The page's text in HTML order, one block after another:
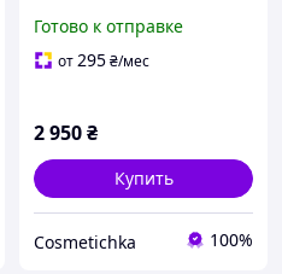
Advanced Night Restore
50 ml
Готово к отправке
от295₴/мес
2 950₴
Купить
Cosmetichka 100%